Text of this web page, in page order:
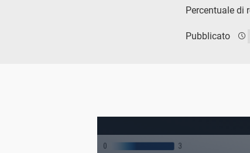
Percentuale di
Pubblicato